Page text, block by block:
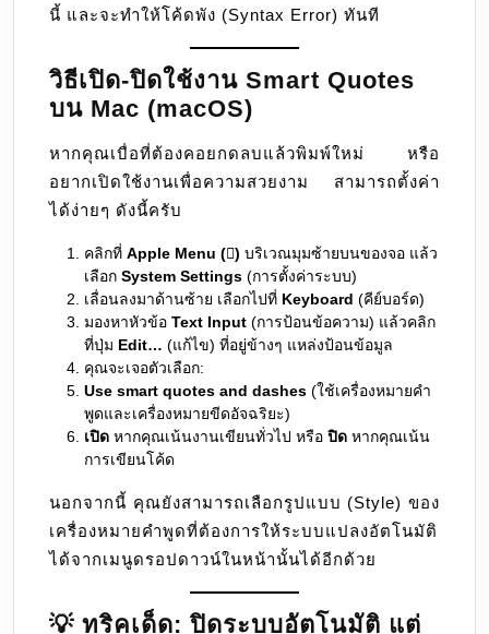
นี้ และจะทำให้โค้ดพัง (Syntax Error) ทันที
วิธีเปิด-ปิดใช้งาน Smart Quotes
บน Mac (macOS)
หากคุณเบื่อที่ต้องคอยกดลบแล้วพิมพ์ใหม่ หรือ
อยากเปิดใช้งานเพื่อความสวยงาม สามารถตั้งค่า
ได้ง่ายๆ ดังนี้ครับ
คลิกที่ Apple Menu () บริเวณมุมซ้ายบนของจอ แล้ว
เลือก System Settings (การตั้งค่าระบบ)
เลื่อนลงมาด้านซ้าย เลือกไปที่ Keyboard (คีย์บอร์ด)
มองหาหัวข้อ Text Input (การป้อนข้อความ) แล้วคลิก
ที่ปุ่ม Edit… (แก้ไข) ที่อยู่ข้างๆ แหล่งป้อนข้อมูล
คุณจะเจอตัวเลือก:
Use smart quotes and dashes (ใช้เครื่องหมายคำ
พูดและเครื่องหมายขีดอัจฉริยะ)
เปิด หากคุณเน้นงานเขียนทั่วไป หรือ ปิด หากคุณเน้น
การเขียนโค้ด
นอกจากนี้ คุณยังสามารถเลือกรูปแบบ (Style) ของ
เครื่องหมายคำพูดที่ต้องการให้ระบบแปลงอัตโนมัติ
ได้จากเมนูดรอปดาวน์ในหน้านั้นได้อีกด้วย
💡 ทริคเด็ด: ปิดระบบอัตโนมัติ แต่